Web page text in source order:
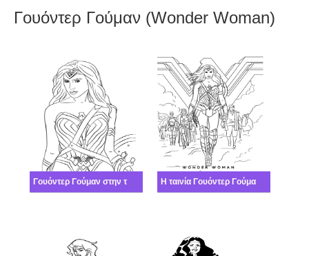
Γουόντερ Γούμαν (Wonder Woman)
Γουόντερ Γούμαν στην ταινία Η ταινία Γουόντερ Γούμαν από την DC